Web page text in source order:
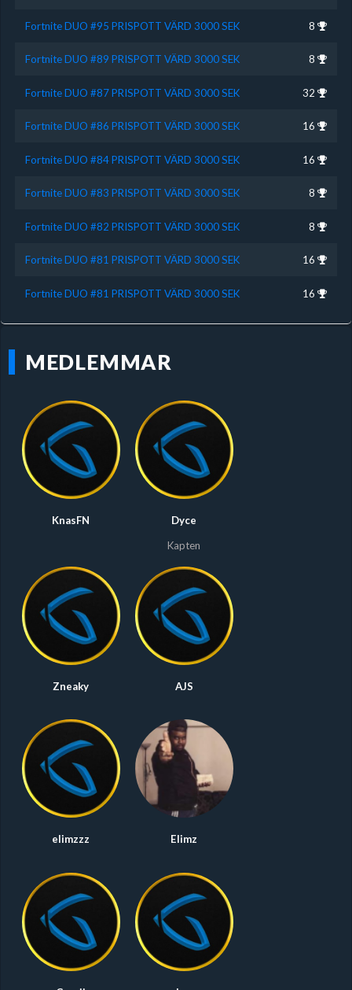
Fortnite DUO #95 PRISPOTT VÄRD 3000 SEK 8
Fortnite DUO #89 PRISPOTT VÄRD 3000 SEK 8
Fortnite DUO #87 PRISPOTT VÄRD 3000 SEK 32
Fortnite DUO #86 PRISPOTT VÄRD 3000 SEK 16
Fortnite DUO #84 PRISPOTT VÄRD 3000 SEK 16
Fortnite DUO #83 PRISPOTT VÄRD 3000 SEK 8
Fortnite DUO #82 PRISPOTT VÄRD 3000 SEK 8
Fortnite DUO #81 PRISPOTT VÄRD 3000 SEK 16
Fortnite DUO #81 PRISPOTT VÄRD 3000 SEK 16
MEDLEMMAR
KnasFN
Dyce
Kapten
Zneaky AJS
elimzzz Elimz